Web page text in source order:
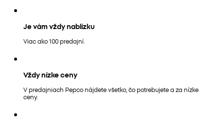
Je vám vždy nablízku
Viac ako 100 predajní.
Vždy nízke ceny
V predajniach Pepco nájdete všetko, čo potrebujete a za nízke
ceny.